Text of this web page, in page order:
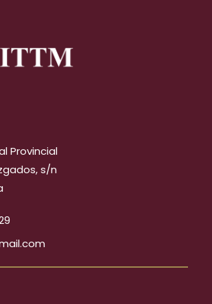
Provincial
s/n